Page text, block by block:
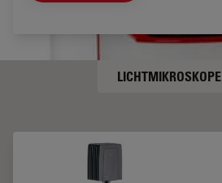
LICHTMIKROSKOPE